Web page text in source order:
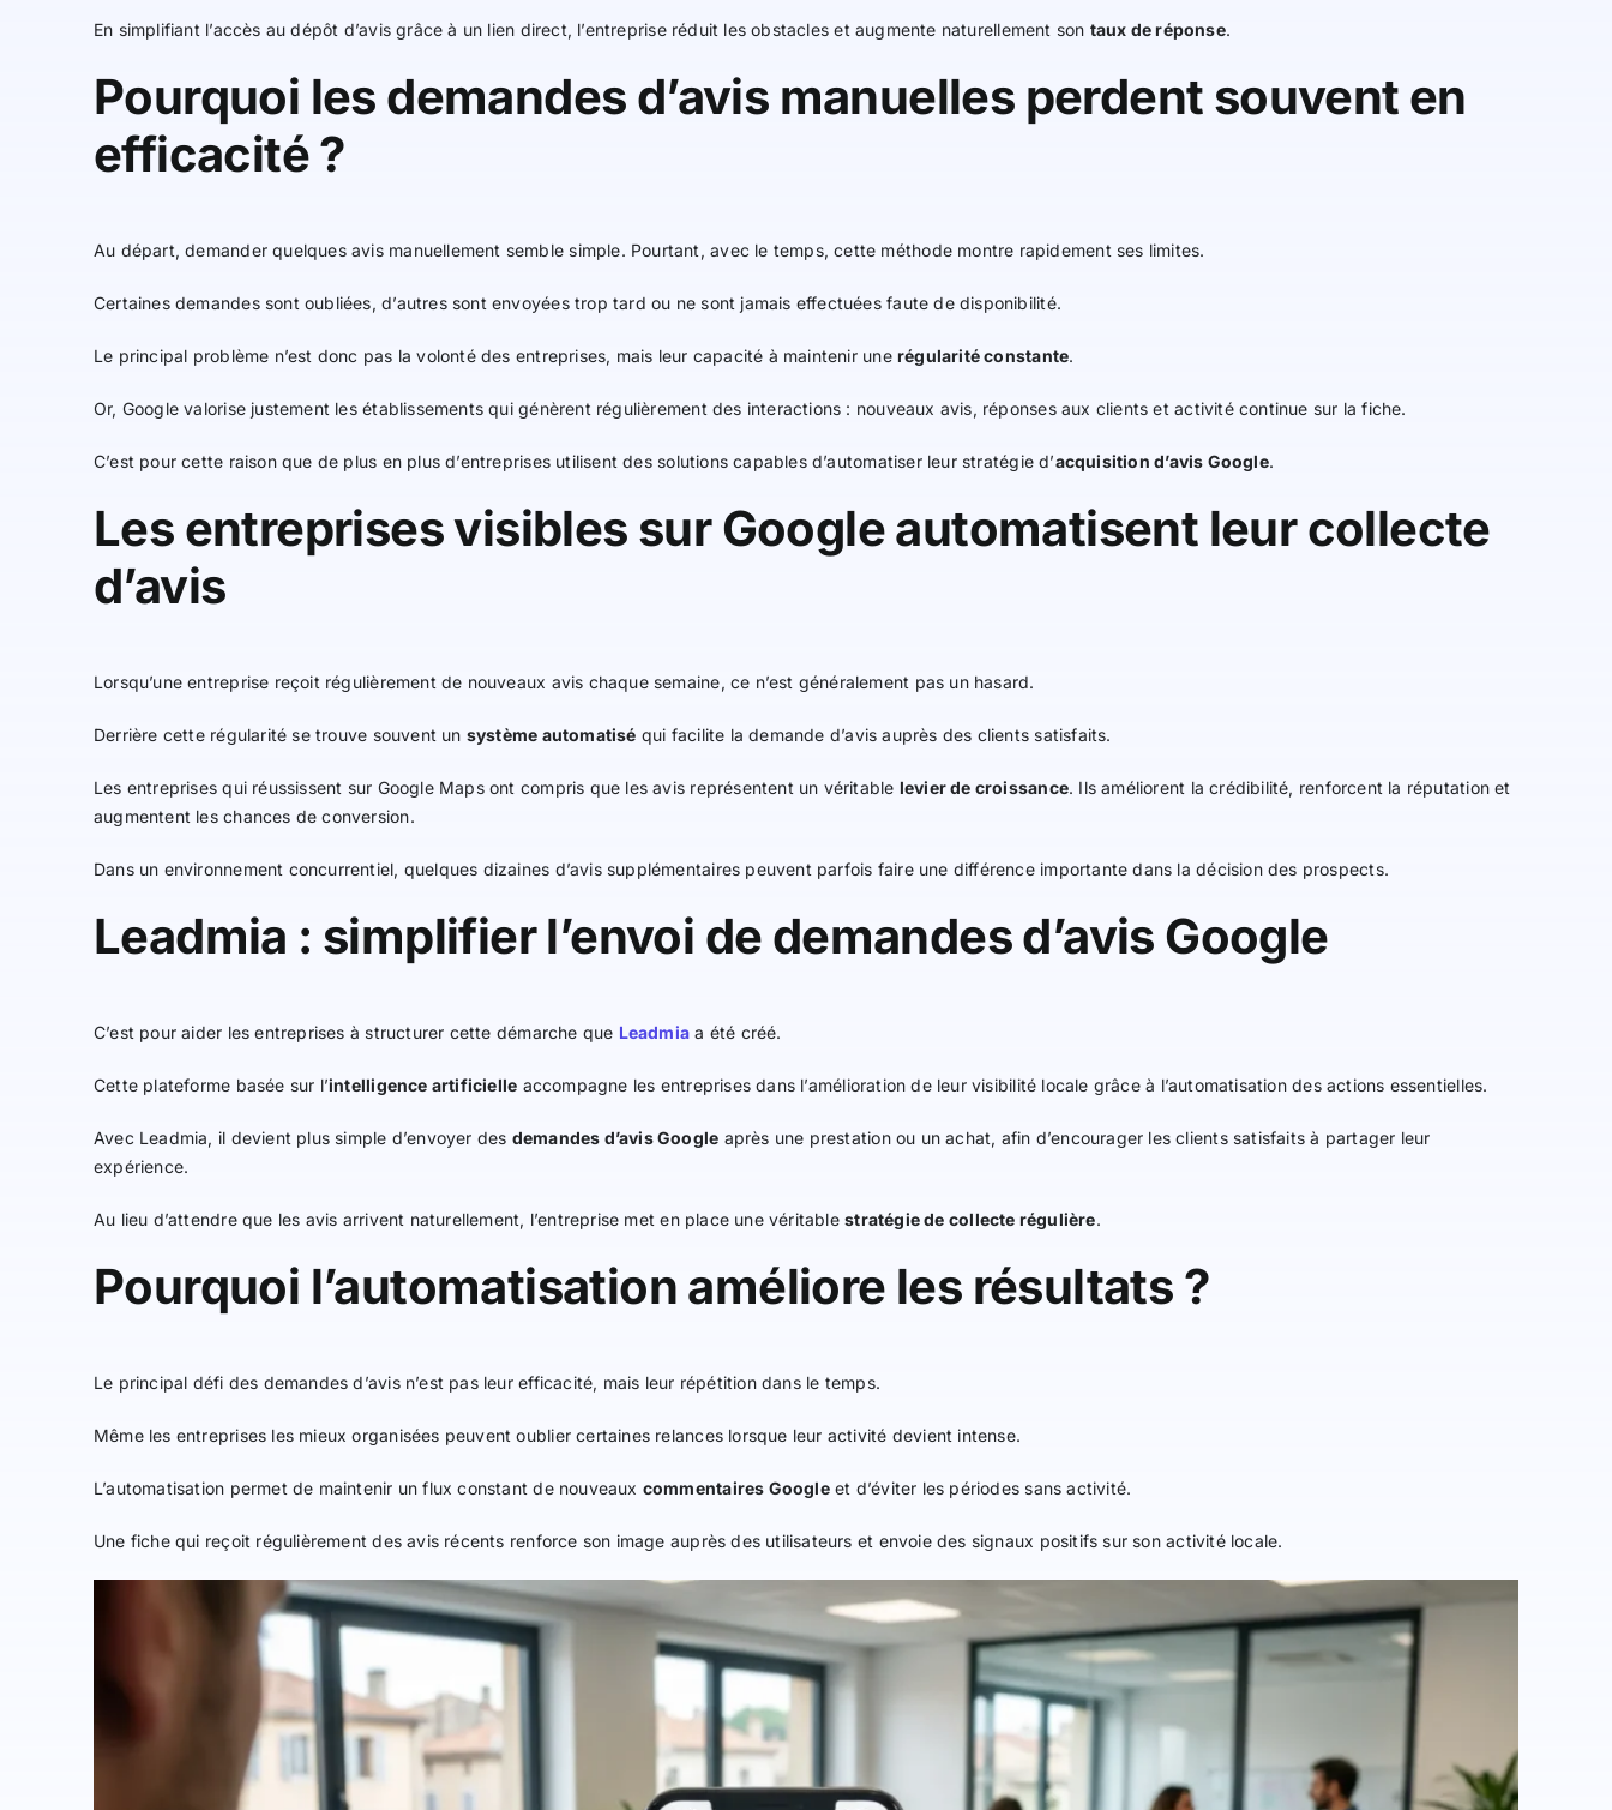
En simplifiant l’accès au dépôt d’avis grâce à un lien direct, l’entreprise réduit les obstacles et augmente naturellement son taux de réponse.
Pourquoi les demandes d’avis manuelles perdent souvent en
efficacité ?
Au départ, demander quelques avis manuellement semble simple. Pourtant, avec le temps, cette méthode montre rapidement ses limites.
Certaines demandes sont oubliées, d’autres sont envoyées trop tard ou ne sont jamais effectuées faute de disponibilité.
Le principal problème n’est donc pas la volonté des entreprises, mais leur capacité à maintenir une régularité constante.
Or, Google valorise justement les établissements qui génèrent régulièrement des interactions : nouveaux avis, réponses aux clients et activité continue sur la fiche.
C’est pour cette raison que de plus en plus d’entreprises utilisent des solutions capables d’automatiser leur stratégie d’acquisition d’avis Google.
Les entreprises visibles sur Google automatisent leur collecte
d’avis
Lorsqu’une entreprise reçoit régulièrement de nouveaux avis chaque semaine, ce n’est généralement pas un hasard.
Derrière cette régularité se trouve souvent un système automatisé qui facilite la demande d’avis auprès des clients satisfaits.
Les entreprises qui réussissent sur Google Maps ont compris que les avis représentent un véritable levier de croissance. Ils améliorent la crédibilité, renforcent la réputation et
augmentent les chances de conversion.
Dans un environnement concurrentiel, quelques dizaines d’avis supplémentaires peuvent parfois faire une différence importante dans la décision des prospects.
Leadmia : simplifier l’envoi de demandes d’avis Google
C’est pour aider les entreprises à structurer cette démarche que Leadmia a été créé.
Cette plateforme basée sur l’intelligence artificielle accompagne les entreprises dans l’amélioration de leur visibilité locale grâce à l’automatisation des actions essentielles.
Avec Leadmia, il devient plus simple d’envoyer des demandes d’avis Google après une prestation ou un achat, afin d’encourager les clients satisfaits à partager leur
expérience.
Au lieu d’attendre que les avis arrivent naturellement, l’entreprise met en place une véritablestratégie de collecte régulière.
Pourquoi l’automatisation améliore les résultats ?
Le principal défi des demandes d’avis n’est pas leur efficacité, mais leur répétition dans le temps.
Même les entreprises les mieux organisées peuvent oublier certaines relances lorsque leur activité devient intense.
L’automatisation permet de maintenir un flux constant de nouveaux commentaires Googleet d’éviter les périodes sans activité.
Une fiche qui reçoit régulièrement des avis récents renforce son image auprès des utilisateurs et envoie des signaux positifs sur son activité locale.